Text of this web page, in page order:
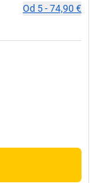
Od 5-74,90 €